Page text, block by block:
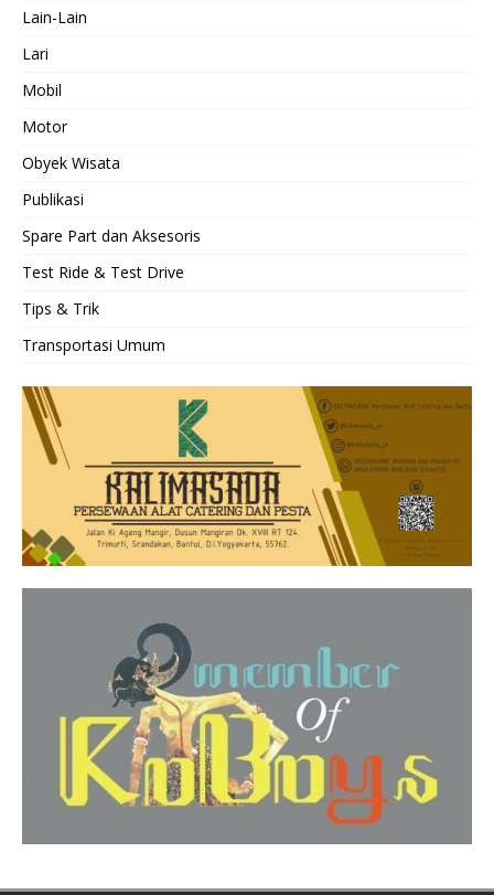
Lain-Lain
Lari
Mobil
Motor
Obyek Wisata
Publikasi
Spare Part dan Aksesoris
Test Ride & Test Drive
Tips & Trik
Transportasi Umum